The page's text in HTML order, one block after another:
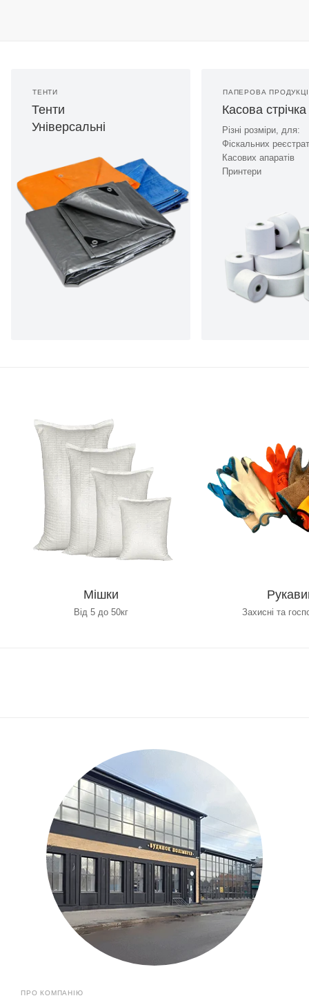
ТЕНТИ
Тенти
Універсальні
ПАПЕРОВА
Касова стрічка
Різні розміри, для:
Фіскальних
Касових апаратів
Принтери
Мішки
Від 5 до 50кг Захисні та
ПРО КОМПАНІЮ